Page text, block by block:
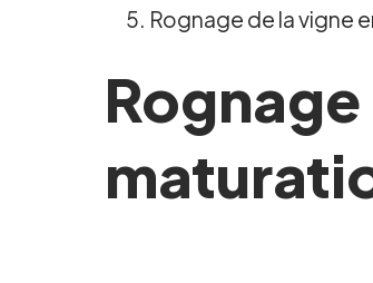
Rognage de la vigne